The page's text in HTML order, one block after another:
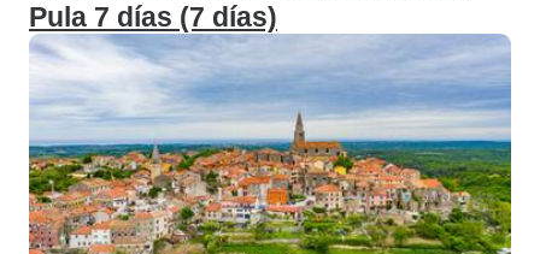
Pula 7 días (7 días)